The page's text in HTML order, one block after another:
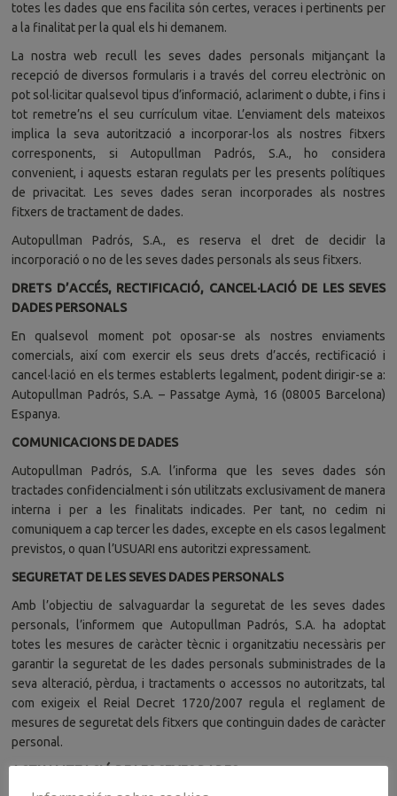
totes les dades que ens facilita són certes, veraces i pertinents per
a la finalitat per la qual els hi demanem.
La nostra web recull les seves dades personals mitjançant la
recepció de diversos formularis i a través del correu electrònic on
pot sol·licitar qualsevol tipus d’informació, aclariment o dubte, i fins i
tot remetre’ns el seu currículum vitae. L’enviament dels mateixos
implica la seva autorització a incorporar-los als nostres fitxers
corresponents, si Autopullman Padrós, S.A., ho considera
convenient, i aquests estaran regulats per les presents polítiques
de privacitat. Les seves dades seran incorporades als nostres
fitxers de tractament de dades.
Autopullman Padrós, S.A., es reserva el dret de decidir la
incorporació o no de les seves dades personals als seus fitxers.
DRETS D’ACCÉS, RECTIFICACIÓ, CANCEL·LACIÓ DE LES SEVES
DADES PERSONALS
En qualsevol moment pot oposar-se als nostres enviaments
comercials, així com exercir els seus drets d’accés, rectificació i
cancel·lació en els termes establerts legalment, podent dirigir-se a:
Autopullman Padrós, S.A. – Passatge Aymà, 16 (08005 Barcelona)
Espanya.
COMUNICACIONS DE DADES
Autopullman Padrós, S.A. l’informa que les seves dades són
tractades confidencialment i són utilitzats exclusivament de manera
interna i per a les finalitats indicades. Per tant, no cedim ni
comuniquem a cap tercer les dades, excepte en els casos legalment
previstos, o quan l’USUARI ens autoritzi expressament.
SEGURETAT DE LES SEVES DADES PERSONALS
Amb l’objectiu de salvaguardar la seguretat de les seves dades
personals, l’informem que Autopullman Padrós, S.A. ha adoptat
totes les mesures de caràcter tècnic i organitzatiu necessàris per
garantir la seguretat de les dades personals subministrades de la
seva alteració, pèrdua, i tractaments o accessos no autoritzats, tal
com exigeix el Reial Decret 1720/2007 regula el reglament de
mesures de seguretat dels fitxers que continguin dades de caràcter
personal.
ACTUALITZACIÓ DE LES SEVES DADES